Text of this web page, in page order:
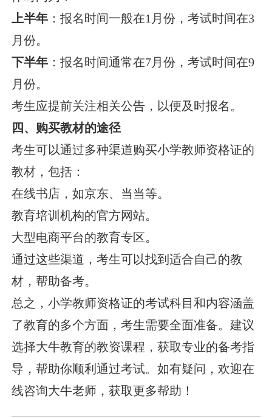
上半年 ：报名时间一般在1月份，考试时间在3
月份。
下半年 ：报名时间通常在7月份，考试时间在9
月份。
考生应提前关注相关公告，以便及时报名。
四、购买教材的途径
考生可以通过多种渠道购买小学教师资格证的
教材，包括：
在线书店，如京东、当当等。
教育培训机构的官方网站。
大型电商平台的教育专区。
通过这些渠道，考生可以找到适合自己的教
材，帮助备考。
总之，小学教师资格证的考试科目和内容涵盖
了教育的多个方面，考生需要全面准备。建议
选择大牛教育的教资课程，获取专业的备考指
导，帮助你顺利通过考试。如有疑问，欢迎在
线咨询大牛老师，获取更多帮助！